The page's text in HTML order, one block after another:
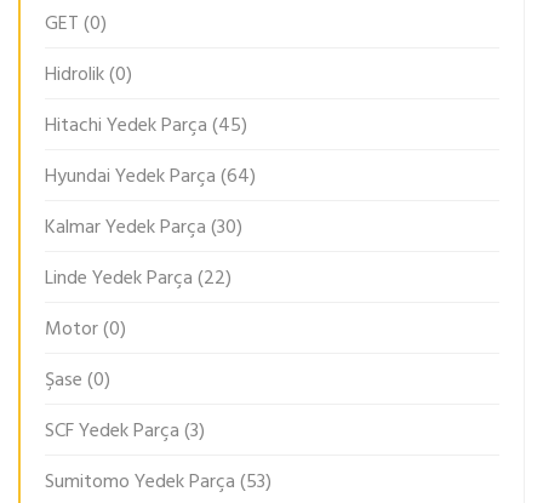
GET(0)
Hidrolik(0)
Hitachi Yedek Parça(45)
Hyundai Yedek Parça(64)
Kalmar Yedek Parça(30)
Linde Yedek Parça(22)
Motor(0)
Şase(0)
SCF Yedek Parça(3)
Sumitomo Yedek Parça(53)